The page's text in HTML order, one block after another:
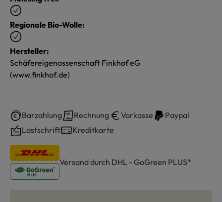
Regionale Bio-Wolle:
Hersteller:
Schäfereigenossenschaft Finkhof eG
(www.finkhof.de)
Barzahlung Rechnung Vorkasse
Paypal
Lastschrift
Kreditkarte
Versand durch DHL - GoGreen PLUS*